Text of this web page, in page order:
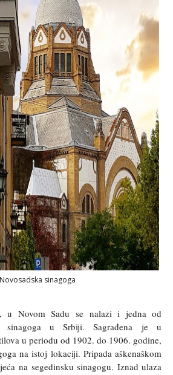
Novosadska sinagoga
u Novom Sadu se nalazi i jedna od
sinagoga u Srbiji. Sagrađena je u
u periodu od 1902. do 1906. godine,
na istoj lokaciji. Pripada aškenaškom
na segedinsku sinagogu. Iznad ulaza